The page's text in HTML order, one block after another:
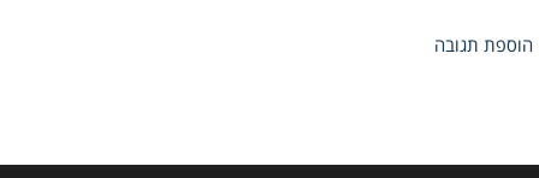
הוספת תגובה